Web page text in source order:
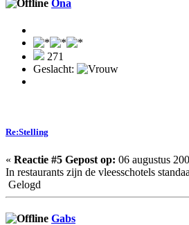
Ona
271
Geslacht:
Re:Stelling
« Reactie #5 Gepost op: 06 augustus
In restaurants zijn de vleesschotels
Gelogd
Gabs